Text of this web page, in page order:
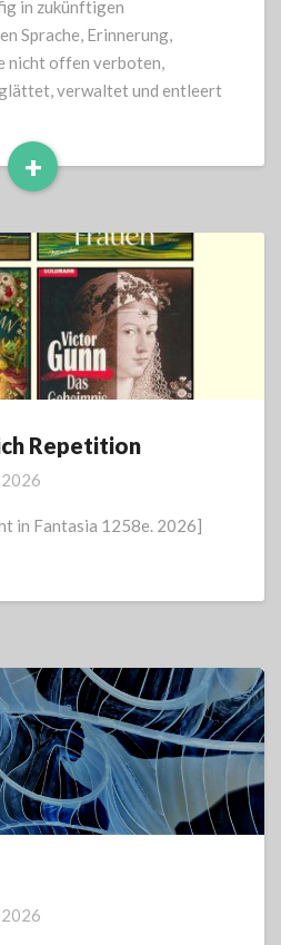
in zukünftigen
Sprache, Erinnerung,
nicht offen verboten,
verwaltet und entleert
+
Read
Repetition
in Fantasia 1258e. 2026]